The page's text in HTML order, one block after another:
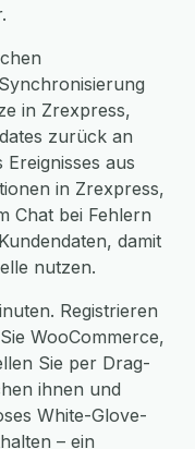
in Zrexpress,
zurück an
aus
in Zrexpress,
Chat bei Fehlern
damit
nutzen.
Registrieren
WooCommerce,
Sie per Drag-
ihnen und
White-Glove-
– ein